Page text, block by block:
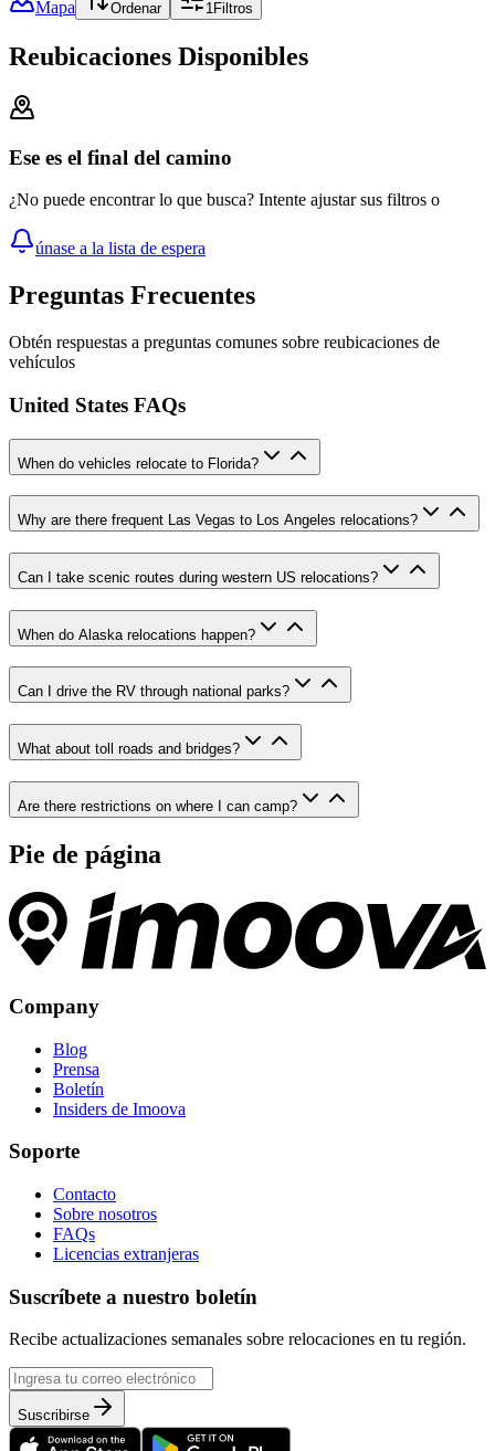
Mapa
Ordenar 1Filtros
Reubicaciones Disponibles
Ese es el final del camino
¿No puede encontrar lo que busca? Intente ajustar sus filtros o
únase a la lista de espera
Preguntas Frecuentes
Obtén respuestas a preguntas comunes sobre reubicaciones de
vehículos
United States FAQs
When do vehicles relocate to Florida?
Why are there frequent Las Vegas to Los Angeles relocations?
Can I take scenic routes during western US relocations?
When do Alaska relocations happen?
Can I drive the RV through national parks?
What about toll roads and bridges?
Are there restrictions on where I can camp?
Pie de página
Company
Blog
Prensa
Boletín
Insiders de Imoova
Soporte
Contacto
Sobre nosotros
FAQs
Licencias extranjeras
Suscríbete a nuestro boletín
Recibe actualizaciones semanales sobre relocaciones en tu región.
Suscribirse